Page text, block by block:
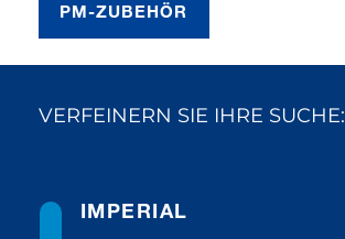
PM-ZUBEHÖR
VERFEINERN SIE IHRE SUCHE:
IMPERIAL